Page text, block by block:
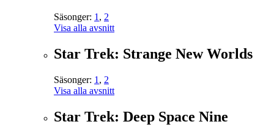
Säsonger: 1 , 2
Visa alla avsnitt
Star Trek: Strange New Worlds
Säsonger: 1 , 2
Visa alla avsnitt
Star Trek: Deep Space Nine